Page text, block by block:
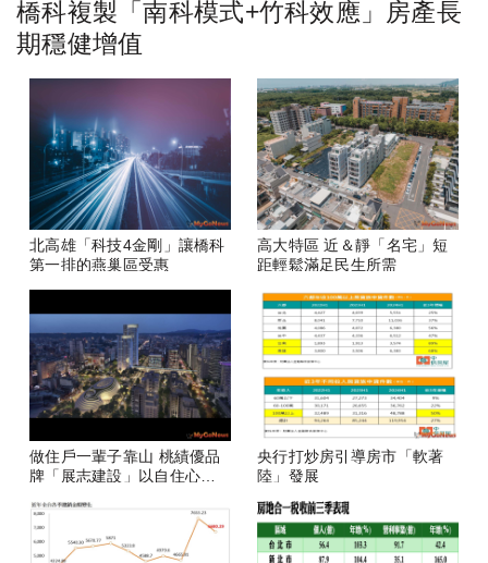
橋科複製「南科模式+竹科效應」房產長
期穩健增值
北高雄「科技4金剛」讓橋科
第一排的燕巢區受惠
高大特區 近＆靜「名宅」短
距輕鬆滿足民生所需
做住戶一輩子靠山 桃績優品
牌「展志建設」以自住心蓋
央行打炒房引導房市「軟著
陸」發展